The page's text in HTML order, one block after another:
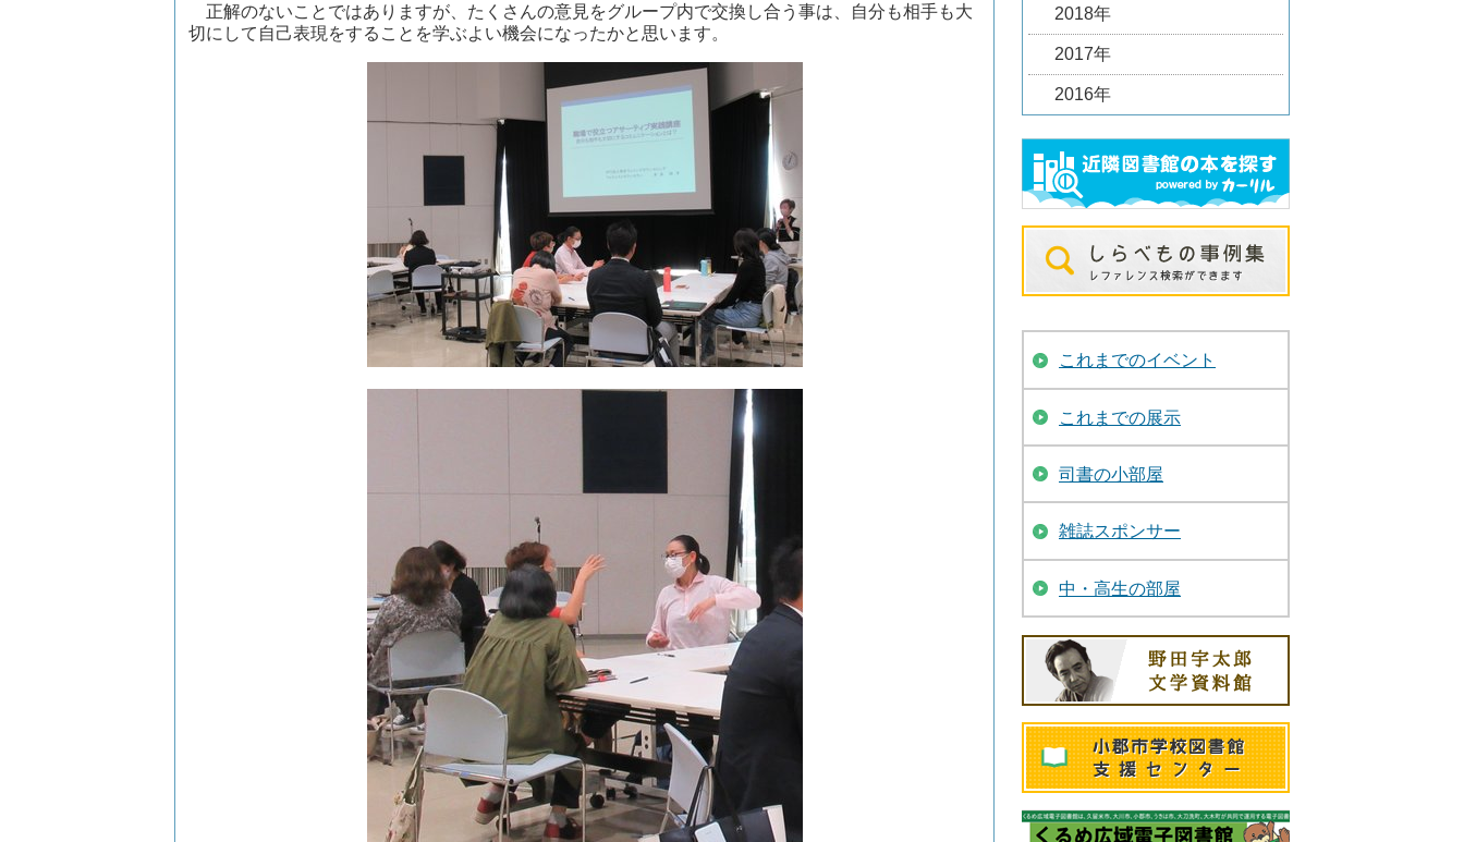
正解のないことではありますが、たくさんの意見をグループ内で交換し合う事は、自分も相手も大
切にして自己表現をすることを学ぶよい機会になったかと思います。
2018年
2017年
2016年
これまでのイベント
これまでの展示
司書の小部屋
雑誌スポンサー
中・高生の部屋